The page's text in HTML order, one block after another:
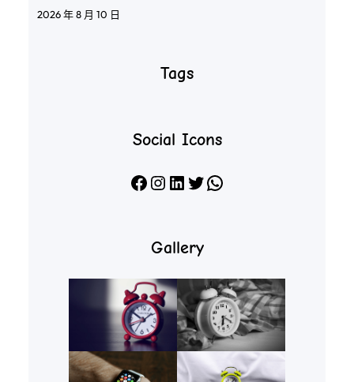
2026 年 8 月 10 日
Tags
Social Icons
Facebook Instagram LinkedIn X WhatsApp
Gallery